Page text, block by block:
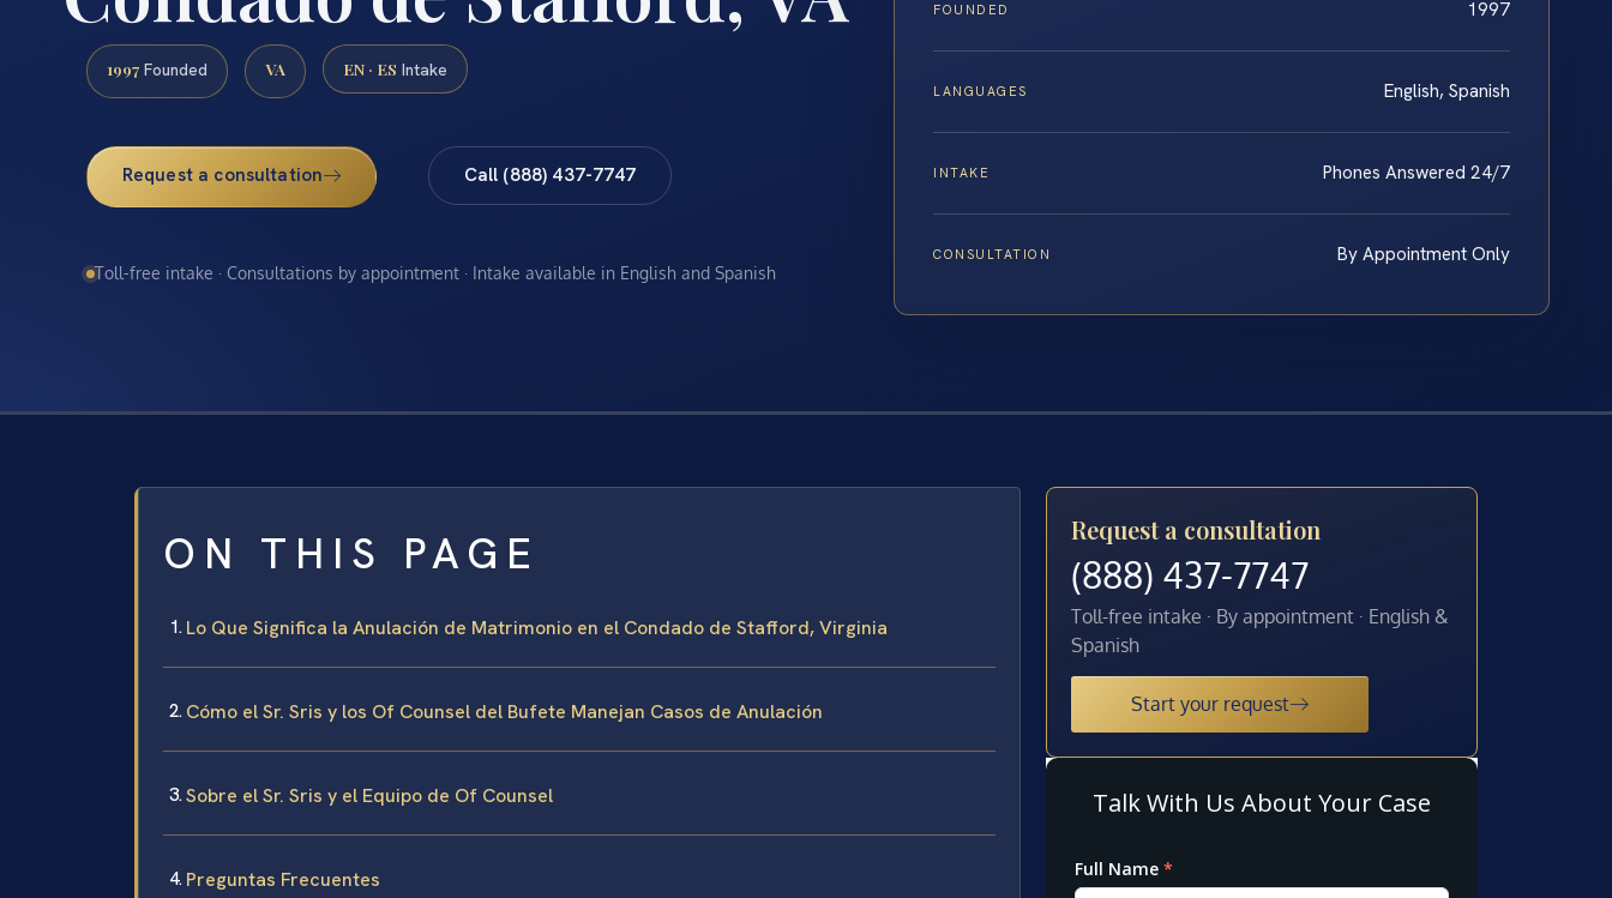
1997 Founded VA EN · ES Intake
Request a consultation Call (888) 437-7747
Toll-free intake · Consultations by appointment · Intake available in English and Spanish
FOUNDED 1997
LANGUAGES English, Spanish
INTAKE Phones Answered 24/7
CONSULTATION By Appointment Only
ON THIS PAGE
Lo Que Significa la Anulación de Matrimonio en el Condado de Stafford, Virginia
Cómo el Sr. Sris y los Of Counsel del Bufete Manejan Casos de Anulación
Sobre el Sr. Sris y el Equipo de Of Counsel
Preguntas Frecuentes
Request a consultation
(888) 437-7747
Toll-free intake · By appointment · English &
Spanish
Start your request